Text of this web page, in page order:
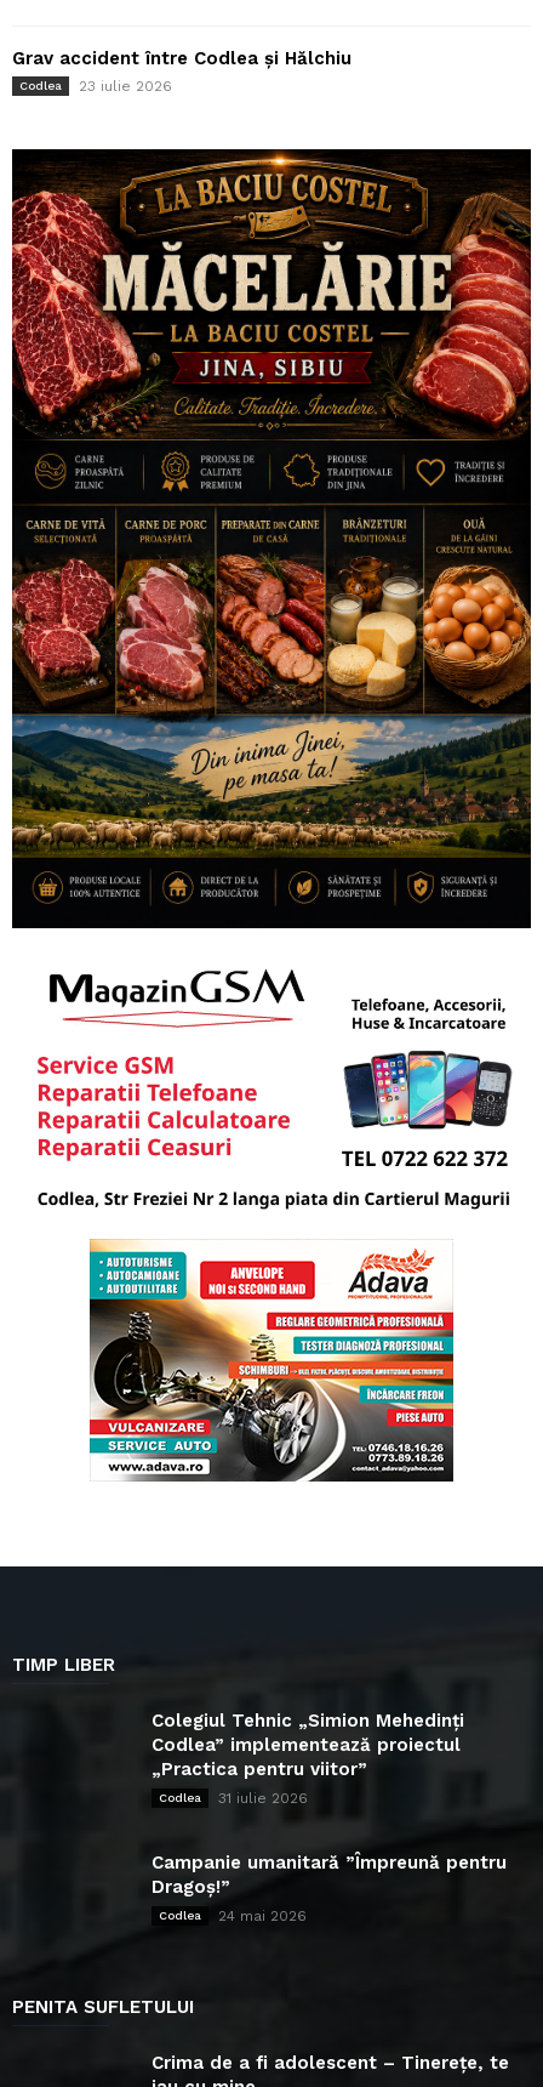
Grav accident între Codlea și Hălchiu
Codlea 23 iulie 2026
TIMP LIBER
Colegiul Tehnic „Simion Mehedinți
Codlea” implementează proiectul
„Practica pentru viitor”
Codlea 31 iulie 2026
Campanie umanitară ”Împreună pentru
Dragoș!”
Codlea 24 mai 2026
PENITA SUFLETULUI
Crima de a fi adolescent – Tinerețe, te